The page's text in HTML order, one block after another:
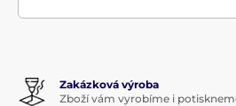
Zakázková výroba
Zboží vám vyrobíme i